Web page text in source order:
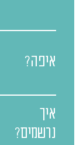
איפה?
איך
נרשמים?